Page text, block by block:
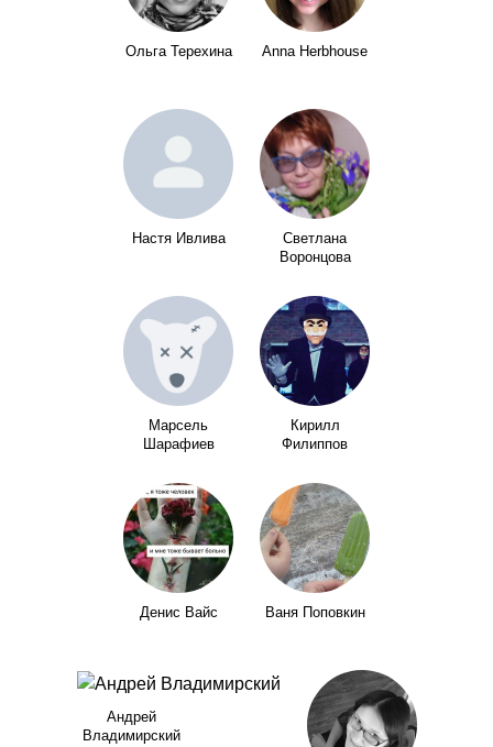
Ольга Терехина Anna Herbhouse
Настя Ивлива
Светлана
Воронцова
Марсель
Шарафиев
Кирилл
Филиппов
Денис Вайс Ваня Поповкин
Андрей
Владимирский